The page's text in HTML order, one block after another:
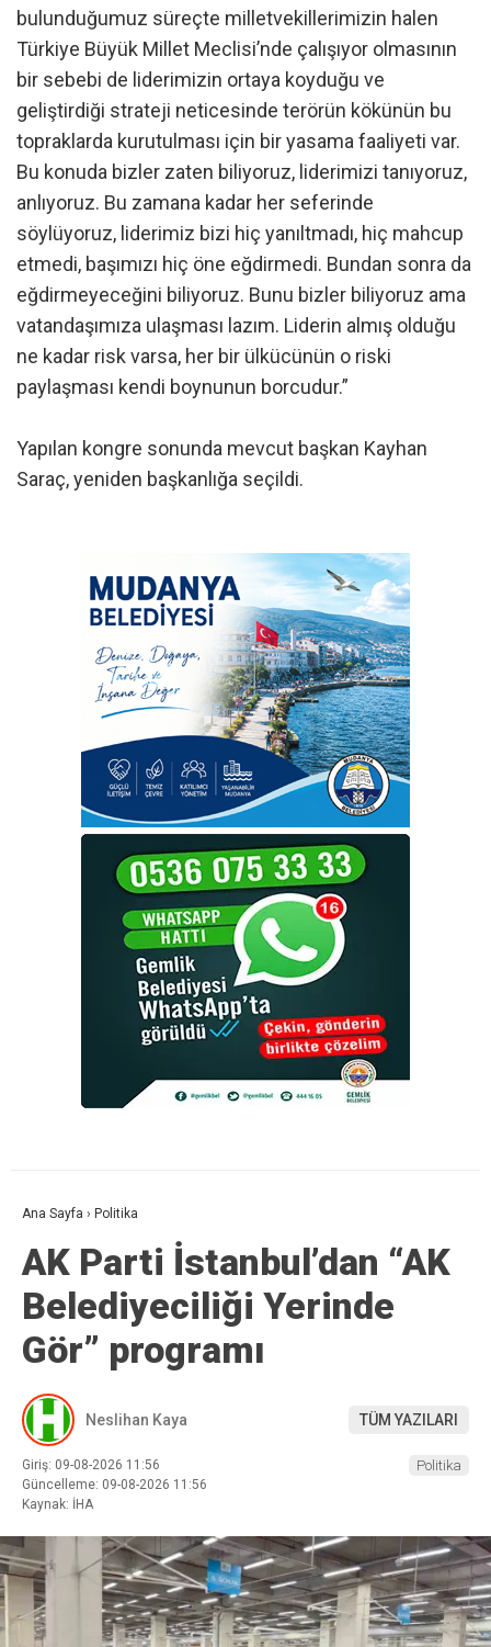
bulunduğumuz süreçte milletvekillerimizin halen
Türkiye Büyük Millet Meclisi’nde çalışıyor olmasının
bir sebebi de liderimizin ortaya koyduğu ve
geliştirdiği strateji neticesinde terörün kökünün bu
topraklarda kurutulması için bir yasama faaliyeti var.
Bu konuda bizler zaten biliyoruz, liderimizi tanıyoruz,
anlıyoruz. Bu zamana kadar her seferinde
söylüyoruz, liderimiz bizi hiç yanıltmadı, hiç mahcup
etmedi, başımızı hiç öne eğdirmedi. Bundan sonra da
eğdirmeyeceğini biliyoruz. Bunu bizler biliyoruz ama
vatandaşımıza ulaşması lazım. Liderin almış olduğu
ne kadar risk varsa, her bir ülkücünün o riski
paylaşması kendi boynunun borcudur.”
Yapılan kongre sonunda mevcut başkan Kayhan
Saraç, yeniden başkanlığa seçildi.
Ana Sayfa › Politika
AK Parti İstanbul’dan “AK
Belediyeciliği Yerinde
Gör” programı
Neslihan Kaya TÜM YAZILARI
Giriş: 09-08-2026 11:56
Güncelleme: 09-08-2026 11:56
Kaynak: İHA
Politika